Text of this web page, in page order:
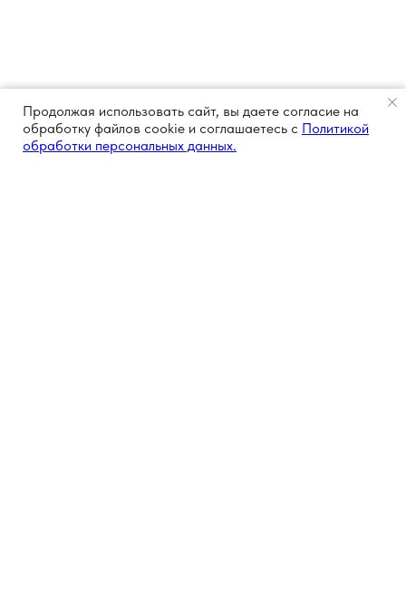
Продолжая использовать сайт, вы даете согласие на
обработку файлов cookie и соглашаетесь с Политикой
обработки персональных данных.